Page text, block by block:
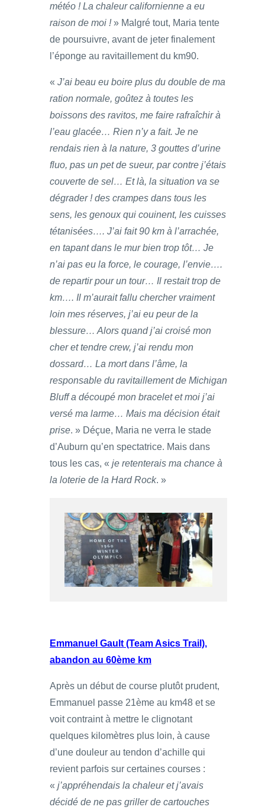
météo ! La chaleur californienne a eu
raison de moi !» Malgré tout, Maria tente
de poursuivre, avant de jeter finalement
l’éponge au ravitaillement du km90.
« J’ai beau eu boire plus du double de ma
ration normale, goûtez à toutes les
boissons des ravitos, me faire rafraîchir à
l’eau glacée… Rien n’y a fait. Je ne
rendais rien à la nature, 3 gouttes d’urine
fluo, pas un pet de sueur, par contre j’étais
couverte de sel… Et là, la situation va se
dégrader ! des crampes dans tous les
sens, les genoux qui couinent, les cuisses
tétanisées…. J’ai fait 90 km à l’arrachée,
en tapant dans le mur bien trop tôt… Je
n’ai pas eu la force, le courage, l’envie….
de repartir pour un tour… Il restait trop de
km…. Il m’aurait fallu chercher vraiment
loin mes réserves, j’ai eu peur de la
blessure… Alors quand j’ai croisé mon
cher et tendre crew, j’ai rendu mon
dossard… La mort dans l’âme, la
responsable du ravitaillement de Michigan
Bluff a découpé mon bracelet et moi j’ai
versé ma larme… Mais ma décision était
prise. » Déçue, Maria ne verra le stade
d’Auburn qu’en spectatrice. Mais dans
tous les cas, « je retenterais ma chance à
la loterie de la Hard Rock. »
Emmanuel Gault (Team Asics Trail),
abandon au 60ème km
Après un début de course plutôt prudent,
Emmanuel passe 21ème au km48 et se
voit contraint à mettre le clignotant
quelques kilomètres plus loin, à cause
d’une douleur au tendon d’achille qui
revient parfois sur certaines courses :
« j’appréhendais la chaleur et j’avais
décidé de ne pas griller de cartouches